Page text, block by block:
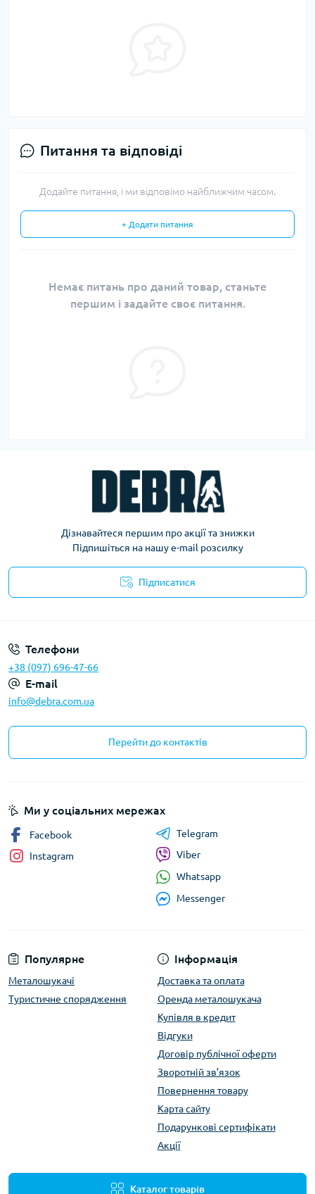
Питання та відповіді
Додайте питання, і ми відповімо найближчим часом.
+ Додати питання
Немає питань про даний товар, станьте
першим і задайте своє питання.
Дізнавайтеся першим про акції та знижки
Підпишіться на нашу e-mail розсилку
Підписатися
Телефони
+38 (097) 696-47-66
E-mail
info@debra.com.ua
Перейти до контактів
Популярне
Металошукачі
Туристичне спорядження
Інформація
Доставка та оплата
Оренда металошукача
Купівля в кредит
Відгуки
Договір публічної оферти
Зворотній зв’язок
Повернення товару
Карта сайту
Подарункові сертифікати
Акції
Каталог товарів
Ми у соціальних мережах
Facebook
Instagram
Telegram
Viber
Whatsapp
Messenger